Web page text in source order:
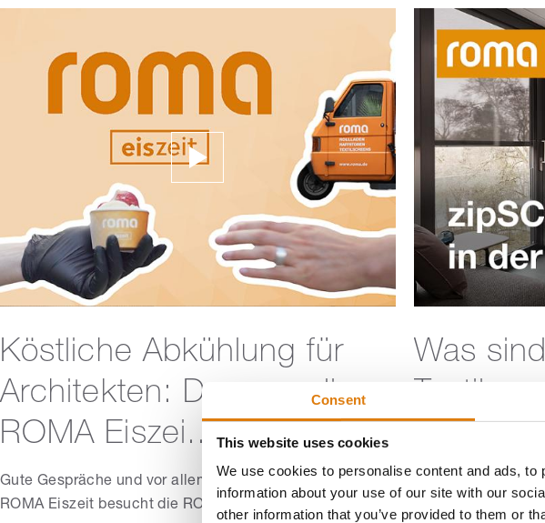
Consent
This website uses cookies
We use cookies to personalise content and ads,
information about your use of our site with our
other information that you’ve provided to them or
Köstliche Abkühlung für
Architekten: Das war die
ROMA Eiszei...
Gute Gespräche und vor allem eines: Leckeres Eis! In der
ROMA Eiszeit besucht die ROMA Architekte...
Was
Den Ausblick
blendender